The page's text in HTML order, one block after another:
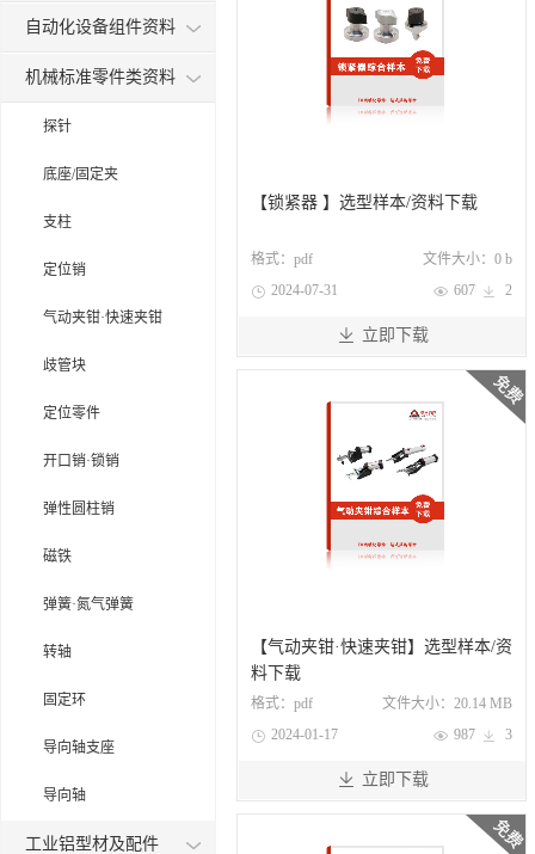
自动化设备组件资料
机械标准零件类资料
探针
底座/固定夹
支柱
定位销
气动夹钳·快速夹钳
歧管块
定位零件
开口销·锁销
弹性圆柱销
磁铁
弹簧·氮气弹簧
转轴
固定环
导向轴支座
导向轴
工业铝型材及配件
【锁紧器 】选型样本/资料下载
格式： pdf 文件大小： 0 b
 2024-07-31  607  2
 立即下载
【气动夹钳·快速夹钳】选型样本/资
料下载
格式： pdf 文件大小： 20.14 MB
 2024-01-17  987  3
 立即下载